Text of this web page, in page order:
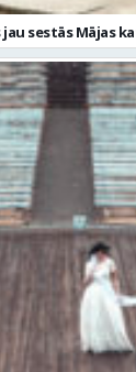
sestās Mājas